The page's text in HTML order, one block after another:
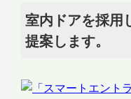
室内ドアを採用
提案します。